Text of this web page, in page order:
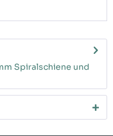
Spiralschiene und